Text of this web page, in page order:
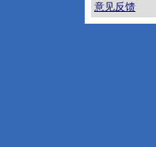
意见反馈